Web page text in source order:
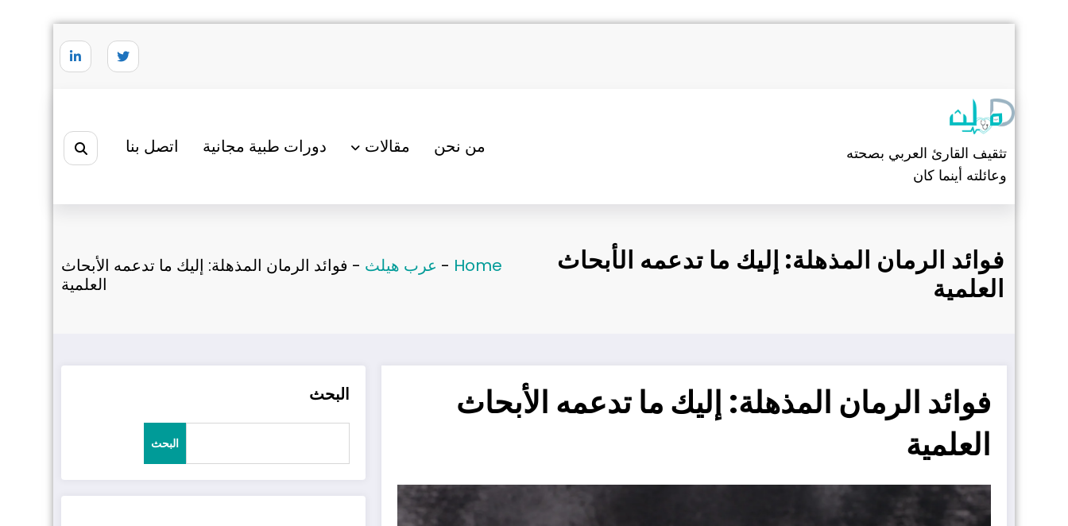
تثقيف القارئ العربي بصحته
وعائلته أينما كان
من نحن مقالات دورات طبية مجانية اتصل بنا
فوائد الرمان المذهلة: إليك ما تدعمه الأبحاث
العلمية
Home
- عرب هيلث - فوائد الرمان المذهلة: إليك ما تدعمه الأبحاث
العلمية
فوائد الرمان المذهلة: إليك ما تدعمه الأبحاث
العلمية
البحث
البحث